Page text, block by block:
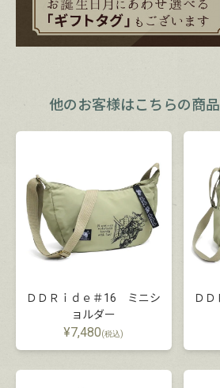
他のお客様はこちらの商
ＤＤＲｉｄｅ＃16 ミニシ
ョルダー
¥7,480(税込)
Ｄ